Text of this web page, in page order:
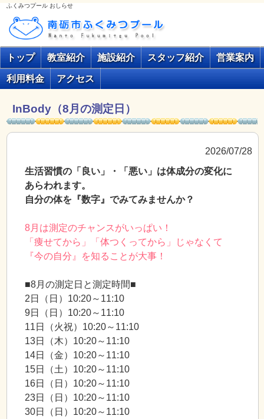
ふくみつプール おしらせ
トップ 教室紹介 施設紹介 スタッフ紹介 営業案内
利用料金 アクセス
InBody（8月の測定日）
2026/07/28
生活習慣の「良い」・「悪い」は体成分の変化に
あらわれます。
自分の体を『数字』でみてみませんか？
8月は測定のチャンスがいっぱい！
「痩せてから」「体つくってから」じゃなくて
『今の自分』を知ることが大事！
■8月の測定日と測定時間■
2日（日）10:20～11:10
9日（日）10:20～11:10
11日（火祝）10:20～11:10
13日（木）10:20～11:10
14日（金）10:20～11:10
15日（土）10:20～11:10
16日（日）10:20～11:10
23日（日）10:20～11:10
30日（日）10:20～11:10